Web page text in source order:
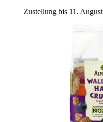
Zustellung bis 11. August